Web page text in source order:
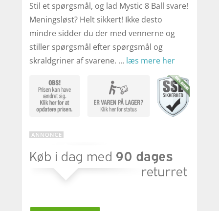
Stil et spørgsmål, og lad Mystic 8 Ball svare!
Meningsløst? Helt sikkert! Ikke desto
mindre sidder du der med vennerne og
stiller spørgsmål efter spørgsmål og
skraldgriner af svarene. … læs mere her